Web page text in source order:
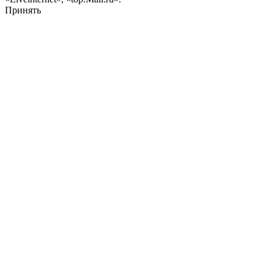
Принять